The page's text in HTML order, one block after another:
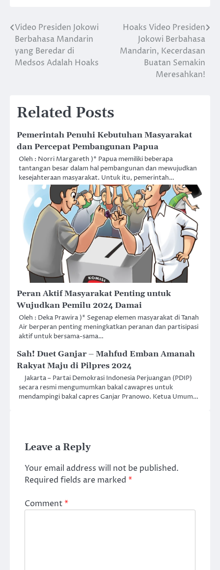
Post
navigation
Video Presiden Jokowi
Berbahasa Mandarin
yang Beredar di
Medsos Adalah Hoaks
Hoaks Video Presiden
Jokowi Berbahasa
Mandarin, Kecerdasan
Buatan Semakin
Meresahkan!
Related Posts
Pemerintah Penuhi Kebutuhan Masyarakat
dan Percepat Pembangunan Papua
Oleh : Norri Margareth )* Papua memiliki beberapa
tantangan besar dalam hal pembangunan dan mewujudkan
kesejahteraan masyarakat. Untuk itu, pemerintah…
Peran Aktif Masyarakat Penting untuk
Wujudkan Pemilu 2024 Damai
Oleh : Deka Prawira )* Segenap elemen masyarakat di Tanah
Air berperan penting meningkatkan peranan dan partisipasi
aktif untuk bersama-sama…
Sah! Duet Ganjar – Mahfud Emban Amanah
Rakyat Maju di Pilpres 2024
Jakarta – Partai Demokrasi Indonesia Perjuangan (PDIP)
secara resmi mengumumkan bakal cawapres untuk
mendampingi bakal capres Ganjar Pranowo. Ketua Umum…
Leave a Reply
Your email address will not be published.
Required fields are marked *
Comment*